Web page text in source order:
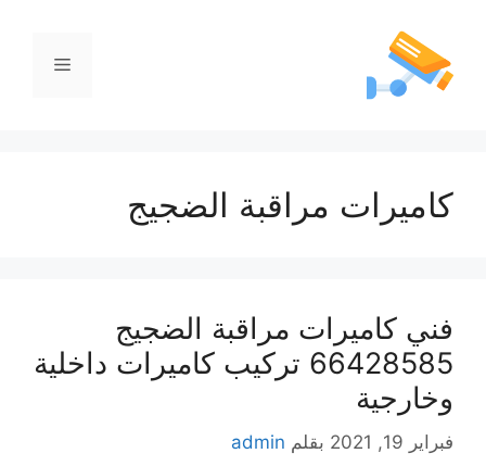
كاميرات مراقبة الضجيج
فني كاميرات مراقبة الضجيج
66428585 تركيب كاميرات داخلية
وخارجية
فبراير 19, 2021 بقلم admin